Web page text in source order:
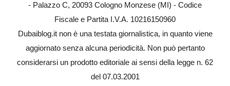
- Palazzo C, 20093 Cologno Monzese (MI) - Codice
Fiscale e Partita I.V.A. 10216150960
Dubaiblog.it non è una testata giornalistica, in quanto viene
aggiornato senza alcuna periodicità. Non può pertanto
considerarsi un prodotto editoriale ai sensi della legge n. 62
del 07.03.2001